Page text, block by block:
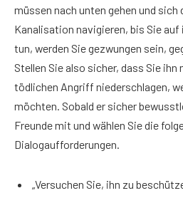
müssen nach unten gehen und sich
Kanalisation navigieren, bis Sie auf
tun, werden Sie gezwungen sein,
Stellen Sie also sicher, dass Sie
tödlichen Angriff niederschlagen,
möchten. Sobald er sicher
Freunde mit und wählen Sie die
Dialogaufforderungen.
„Versuchen Sie, ihn zu